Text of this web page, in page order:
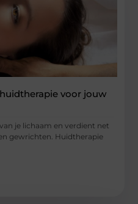
voor jouw
je lichaam en verdient net
gewrichten. Huidtherapie